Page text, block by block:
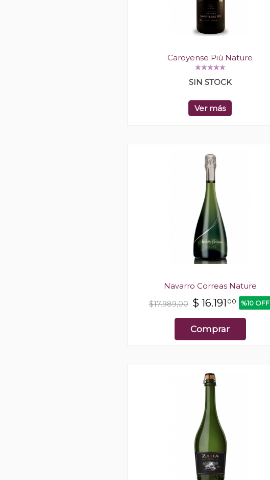
Caroyense Piú Nature
SIN STOCK
Ver más
Navarro Correas Nature
$17.989,00 $ 16.191 00 %10 OFF
Comprar